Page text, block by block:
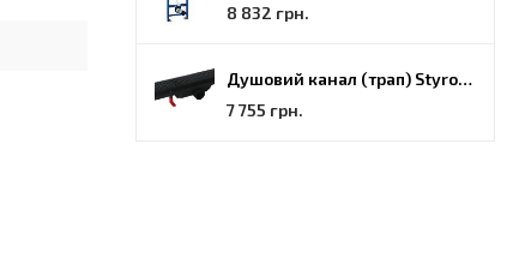
8 832 грн.
Душовий канал (трап) Styron, решітка Гармонія, 70 (STY-H-70-FF)
7 755 грн.